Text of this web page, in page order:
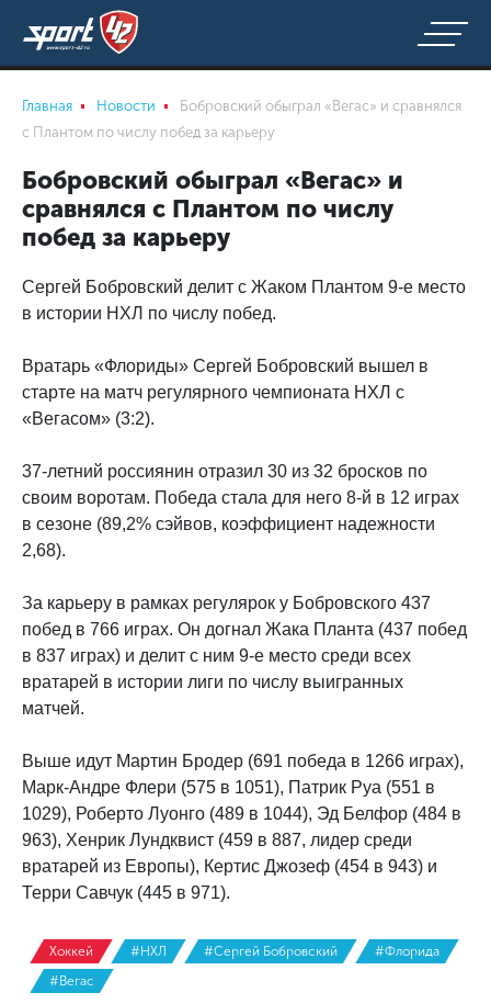
Главная Новости
Бобровский обыграл «Вегас» и сравнялся
с Плантом по числу побед за карьеру
Бобровский обыграл «Вегас» и
сравнялся с Плантом по числу
побед за карьеру
Сергей Бобровский делит с Жаком Плантом 9-е место
в истории НХЛ по числу побед.
Вратарь «Флориды» Сергей Бобровский вышел в
старте на матч регулярного чемпионата НХЛ с
«Вегасом» (3:2).
37-летний россиянин отразил 30 из 32 бросков по
своим воротам. Победа стала для него 8-й в 12 играх
в сезоне (89,2% сэйвов, коэффициент надежности
2,68).
За карьеру в рамках регулярок у Бобровского 437
побед в 766 играх. Он догнал Жака Планта (437 побед
в 837 играх) и делит с ним 9-е место среди всех
вратарей в истории лиги по числу выигранных
матчей.
Выше идут Мартин Бродер (691 победа в 1266 играх),
Марк-Андре Флери (575 в 1051), Патрик Руа (551 в
1029), Роберто Луонго (489 в 1044), Эд Белфор (484 в
963), Хенрик Лундквист (459 в 887, лидер среди
вратарей из Европы), Кертис Джозеф (454 в 943) и
Терри Савчук (445 в 971).
Хоккей #НХЛ #Сергей Бобровский
#Флорида
#Вегас